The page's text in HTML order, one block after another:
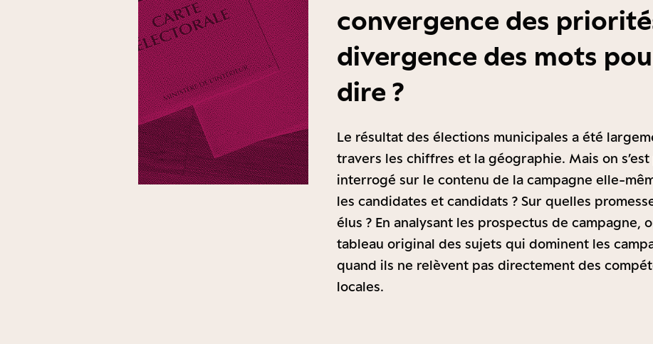
convergence des
divergence des mots
dire ?
Le résultat des élections municipales a été
travers les chiffres et la géographie. Mais on s’est
interrogé sur le contenu de la campagne elle-
les candidates et candidats ? Sur quelles
élus ? En analysant les prospectus de campagne,
tableau original des sujets qui dominent les
quand ils ne relèvent pas directement des
locales.